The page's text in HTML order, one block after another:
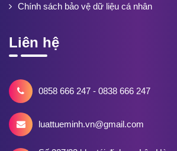
Chính sách bảo vệ dữ liệu cá nhân
Liên hệ
0858 666 247 - 0838 666 247
luattueminh.vn@gmail.com